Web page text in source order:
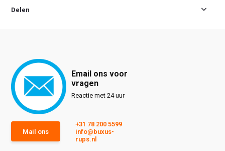
Delen
Email ons voor
vragen
Reactie met 24 uur
Mail ons
+31 78 200 5599
info@buxus-
rups.nl